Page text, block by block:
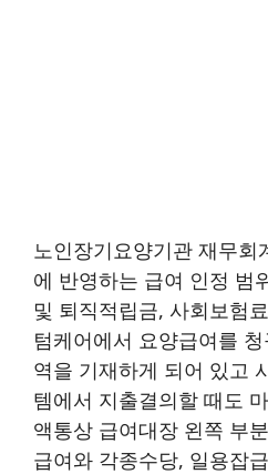
노인장기요양기관 재무회
에 반영하는 급여 인정 범
및 퇴직적립금, 사회보험
텀케어에서 요양급여를
역을 기재하게 되어 있고
템에서 지출결의할 때도
액통상 급여대장 왼쪽 부
급여와 각종수당, 일용잡